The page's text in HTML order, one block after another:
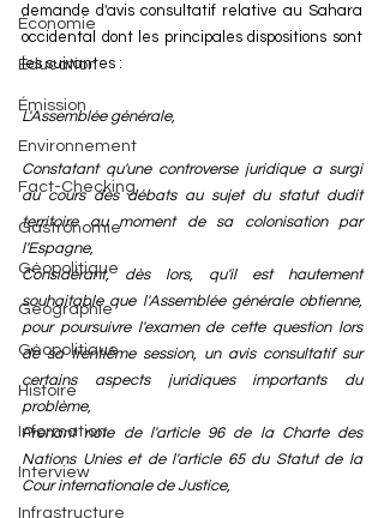
Économie
Éducation
Émission
Environnement
Fact-Checking
Gastronomie
Géopolitique
Géographie
Géopolitique
Histoire
Information
Interview
Infrastructure
demande d'avis consultatif relative au Sahara
occidental dont les principales dispositions sont
les suivantes :
L'Assemblée générale,
Constatant qu'une controverse juridique a surgi
au cours des débats au sujet du statut dudit
territoire au moment de sa colonisation par
l'Espagne,
Considérant, dès lors, qu'il est hautement
souhaitable que l'Assemblée générale obtienne,
pour poursuivre l'examen de cette question lors
de sa trentième session, un avis consultatif sur
certains aspects juridiques importants du
problème,
Prenant note de l'article 96 de la Charte des
Nations Unies et de l'article 65 du Statut de la
Cour internationale de Justice,